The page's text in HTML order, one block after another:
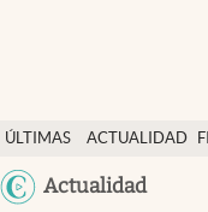
ÚLTIMAS
NOTICIAS
ACTUALIDAD
Actualidad
Actualidad
Finanzas y economía